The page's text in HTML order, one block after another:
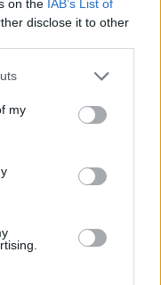
on the IAB’s List of
disclose it to other
my
anche 500mila,
: guarda i
che fattura 2 milioni
da una che
come